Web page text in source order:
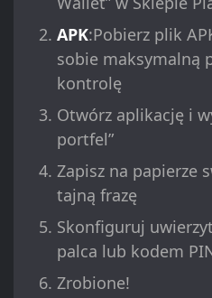
APK:Pobierz plik
sobie maksymalną
kontrolę
Otwórz aplikację i
portfel”
Zapisz na papierze
tajną frazę
Skonfiguruj
palca lub kodem
Zrobione!